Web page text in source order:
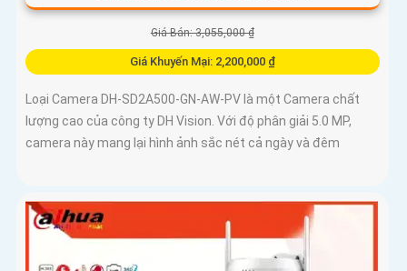
Giá Bán: 3,055,000 ₫
Giá Khuyến Mại: 2,200,000 ₫
Loại Camera DH-SD2A500-GN-AW-PV là một Camera chất
lượng cao của công ty DH Vision. Với độ phân giải 5.0 MP,
camera này mang lại hình ảnh sắc nét cả ngày và đêm